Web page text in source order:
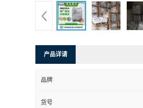
产品详请
品牌
货号